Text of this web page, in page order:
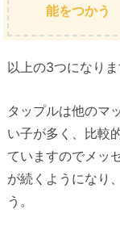
能をつかう
以上の3つになりま
タップルは他のマ
い子が多く、比較
ていますのでメッ
が続くようになり
う。